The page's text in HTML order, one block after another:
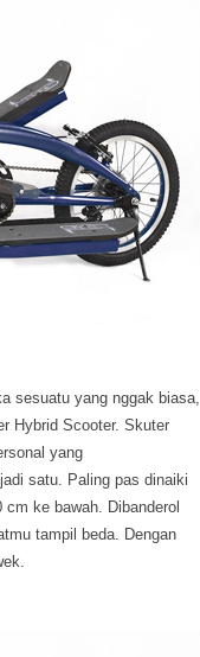
sesuatu yang nggak biasa,
Hybrid Scooter. Skuter
yang
satu. Paling pas dinaiki
ke bawah. Dibanderol
tampil beda. Dengan